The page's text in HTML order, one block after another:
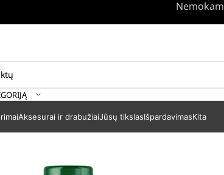
Aksesurai ir drabužiaiJūsų tikslasIšpardavimasKita